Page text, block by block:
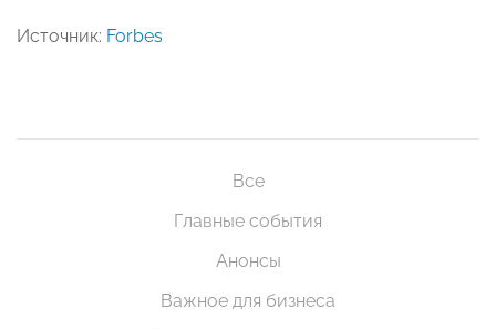
Источник: Forbes
Все
Главные события
Анонсы
Важное для бизнеса